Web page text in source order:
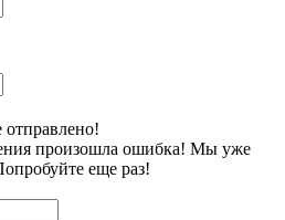
произошла ошибка! Мы уже
еще раз!